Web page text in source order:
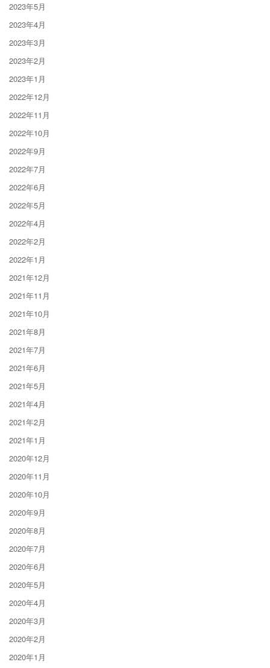
2023年5月
2023年4月
2023年3月
2023年2月
2023年1月
2022年12月
2022年11月
2022年10月
2022年9月
2022年7月
2022年6月
2022年5月
2022年4月
2022年2月
2022年1月
2021年12月
2021年11月
2021年10月
2021年8月
2021年7月
2021年6月
2021年5月
2021年4月
2021年2月
2021年1月
2020年12月
2020年11月
2020年10月
2020年9月
2020年8月
2020年7月
2020年6月
2020年5月
2020年4月
2020年3月
2020年2月
2020年1月